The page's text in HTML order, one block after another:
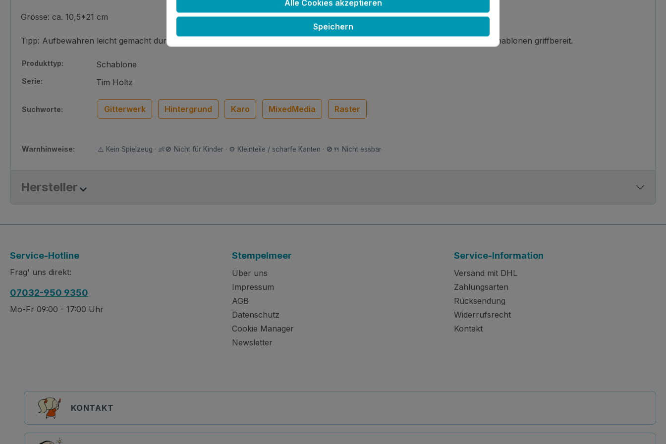
Grösse: ca. 10,5*21 cm
Tipp: Aufbewahren leicht gemacht durch das Loch am oberen Ende. Einfach einen Bindering durchziehen und Du hast alle Schablonen griffbereit.
Produkttyp: Schablone
Serie: Tim Holtz
Suchworte: Gitterwerk Hintergrund Karo MixedMedia Raster
Warnhinweise: ⚠️ Kein Spielzeug · 👶🚫 Nicht für Kinder · ⚙️ Kleinteile / scharfe Kanten · 🚫🍴 Nicht essbar
Hersteller
Service-Hotline
Frag' uns direkt:
07032-950 9350
Mo-Fr 09:00 - 17:00 Uhr
Stempelmeer
Über uns
Impressum
AGB
Datenschutz
Cookie Manager
Newsletter
Service-Information
Versand mit DHL
Zahlungsarten
Rücksendung
Widerrufsrecht
Kontakt
KONTAKT
Alle Cookies akzeptieren
Speichern